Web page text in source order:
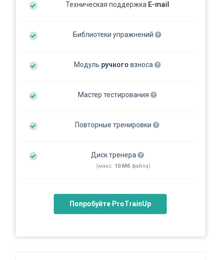
Техническая поддержка E-mail
Библиотеки упражнений
Модуль ручного взноса
Мастер тестирования
Повторные тренировки
Диск тренера
(макс. 10 Мбфайла)
Попробуйте ProTrainUp